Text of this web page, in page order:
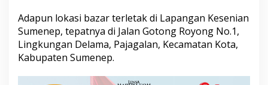
j
i
l
R
a
a
Adapun lokasi bazar terletak di Lapangan Kesenian
Sumenep, tepatnya di Jalan Gotong Royong No.1,
Lingkungan Delama, Pajagalan, Kecamatan Kota,
Kabupaten Sumenep.